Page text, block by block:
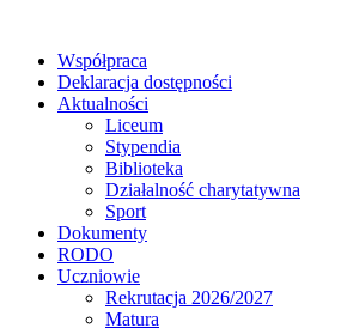
Współpraca
Deklaracja dostępności
Aktualności
Liceum
Stypendia
Biblioteka
Działalność charytatywna
Sport
Dokumenty
RODO
Uczniowie
Rekrutacja 2026/2027
Matura